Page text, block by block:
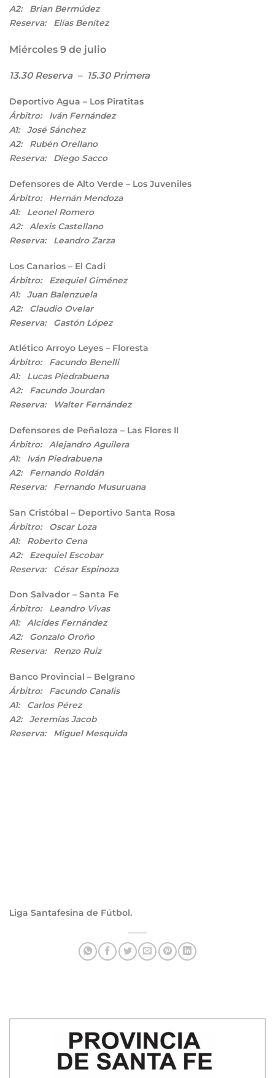
A2: Brian Bermúdez
Reserva: Elías Benítez
Miércoles 9 de julio
13.30 Reserva – 15.30 Primera
Deportivo Agua – Los Piratitas
Árbitro: Iván Fernández
A1: José Sánchez
A2: Rubén Orellano
Reserva: Diego Sacco
Defensores de Alto Verde – Los Juveniles
Árbitro: Hernán Mendoza
A1: Leonel Romero
A2: Alexis Castellano
Reserva: Leandro Zarza
Los Canarios – El Cadi
Árbitro: Ezequiel Giménez
A1: Juan Balenzuela
A2: Claudio Ovelar
Reserva: Gastón López
Atlético Arroyo Leyes – Floresta
Árbitro: Facundo Benelli
A1: Lucas Piedrabuena
A2: Facundo Jourdan
Reserva: Walter Fernández
Defensores de Peñaloza – Las Flores II
Árbitro: Alejandro Aguilera
A1: Iván Piedrabuena
A2: Fernando Roldán
Reserva: Fernando Musuruana
San Cristóbal – Deportivo Santa Rosa
Árbitro: Oscar Loza
A1: Roberto Cena
A2: Ezequiel Escobar
Reserva: César Espinoza
Don Salvador – Santa Fe
Árbitro: Leandro Vivas
A1: Alcides Fernández
A2: Gonzalo Oroño
Reserva: Renzo Ruiz
Banco Provincial – Belgrano
Árbitro: Facundo Canalis
A1: Carlos Pérez
A2: Jeremías Jacob
Reserva: Miguel Mesquida
Liga Santafesina de Fútbol.